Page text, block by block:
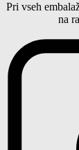
Pri vseh
na